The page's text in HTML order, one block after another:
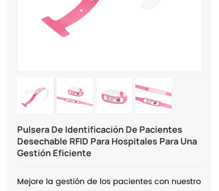
Pulsera De Identificación De Pacientes
Desechable RFID Para Hospitales Para Una
Gestión Eficiente
Mejore la gestión de los pacientes con nuestro